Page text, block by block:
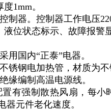
1mm。
制器。控制器工作电压
位状态标示、故障报警
用国内“正泰”电器。
锈钢电加热管，材质为不
缘编制高温电源线。
有强制散热风扇，每小
器元件老化速度。